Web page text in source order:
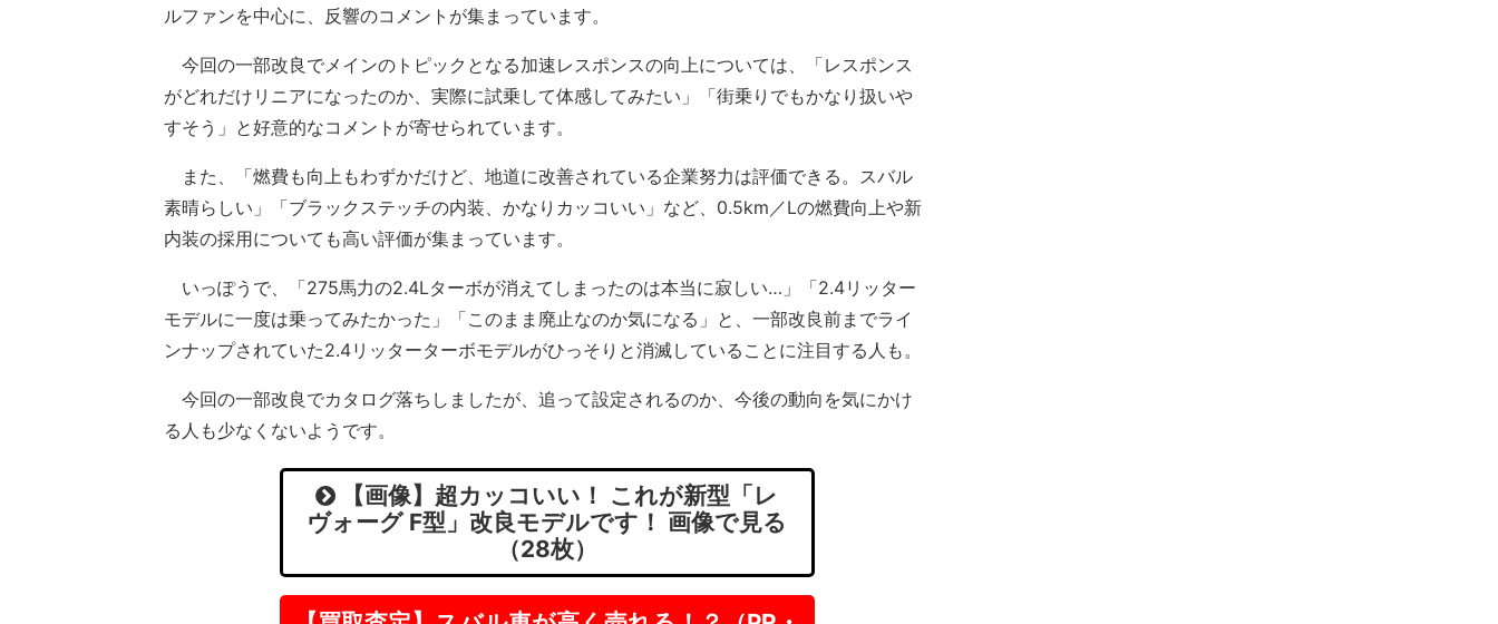
ルファンを中心に、反響のコメントが集まっています。
今回の一部改良でメインのトピックとなる加速レスポンスの向上については、「レスポンス
がどれだけリニアになったのか、実際に試乗して体感してみたい」「街乗りでもかなり扱いや
すそう」と好意的なコメントが寄せられています。
また、「燃費も向上もわずかだけど、地道に改善されている企業努力は評価できる。スバル
素晴らしい」「ブラックステッチの内装、かなりカッコいい」など、0.5km／Lの燃費向上や新
内装の採用についても高い評価が集まっています。
いっぽうで、「275馬力の2.4Lターボが消えてしまったのは本当に寂しい…」「2.4リッター
モデルに一度は乗ってみたかった」「このまま廃止なのか気になる」と、一部改良前までライ
ンナップされていた2.4リッターターボモデルがひっそりと消滅していることに注目する人も。
今回の一部改良でカタログ落ちしましたが、追って設定されるのか、今後の動向を気にかけ
る人も少なくないようです。
【画像】超カッコいい！ これが新型「レ
ヴォーグ F型」改良モデルです！ 画像で見る
（28枚）